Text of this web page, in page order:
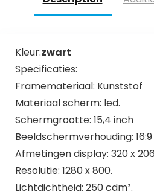
Kleur:zwart
Specificaties:
Framemateriaal: Kunststof
Materiaal scherm: led.
Schermgrootte: 15,4 inch
Beeldschermverhouding: 16:9
Afmetingen display: 320 x
Resolutie: 1280 x 800.
Lichtdichtheid: 250 cdm².